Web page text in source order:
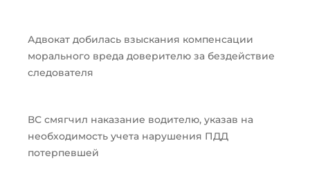
Адвокат добилась взыскания компенсации
морального вреда доверителю за бездействие
следователя
ВС смягчил наказание водителю, указав на
необходимость учета нарушения ПДД
потерпевшей